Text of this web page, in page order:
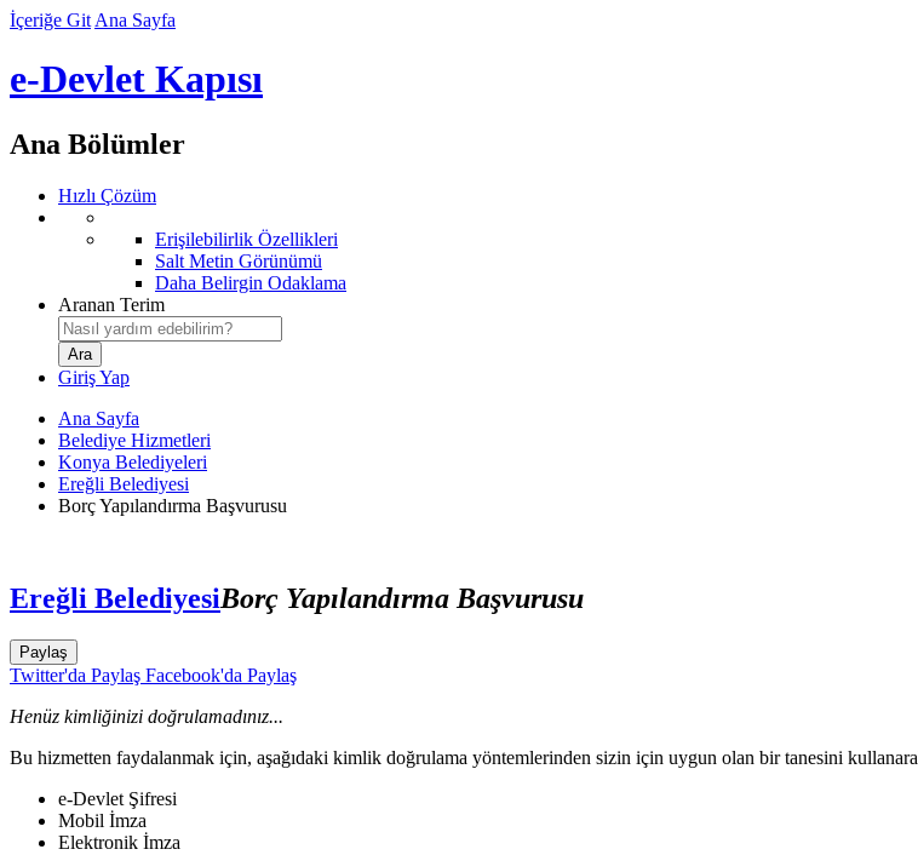
İçeriğe Git Ana Sayfa
e-Devlet Kapısı
Ana Bölümler
Hızlı Çözüm
Erişilebilirlik Özellikleri
Salt Metin Görünümü
Daha Belirgin Odaklama
Aranan Terim
Giriş Yap
Ana Sayfa
Belediye Hizmetleri
Konya Belediyeleri
Ereğli Belediyesi
Borç Yapılandırma Başvurusu
Ereğli BelediyesiBorç Yapılandırma Başvurusu
Paylaş
Twitter'da Paylaş Facebook'da Paylaş
Henüz kimliğinizi doğrulamadınız...
Bu hizmetten faydalanmak için, aşağıdaki kimlik doğrulama yöntemlerinden sizin için uygun olan bir tanesini
e-Devlet Şifresi
Mobil İmza
Elektronik İmza